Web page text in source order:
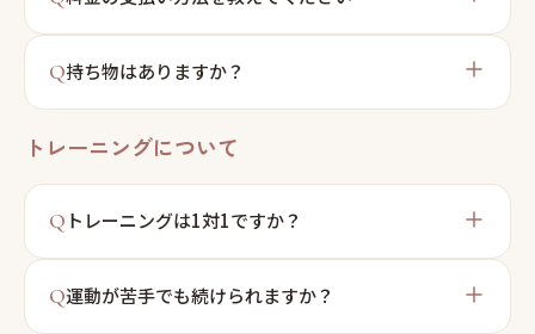
Q持ち物はありますか？
トレーニングについて
Q トレーニングは1対1ですか？
Q運動が苦手でも続けられますか？